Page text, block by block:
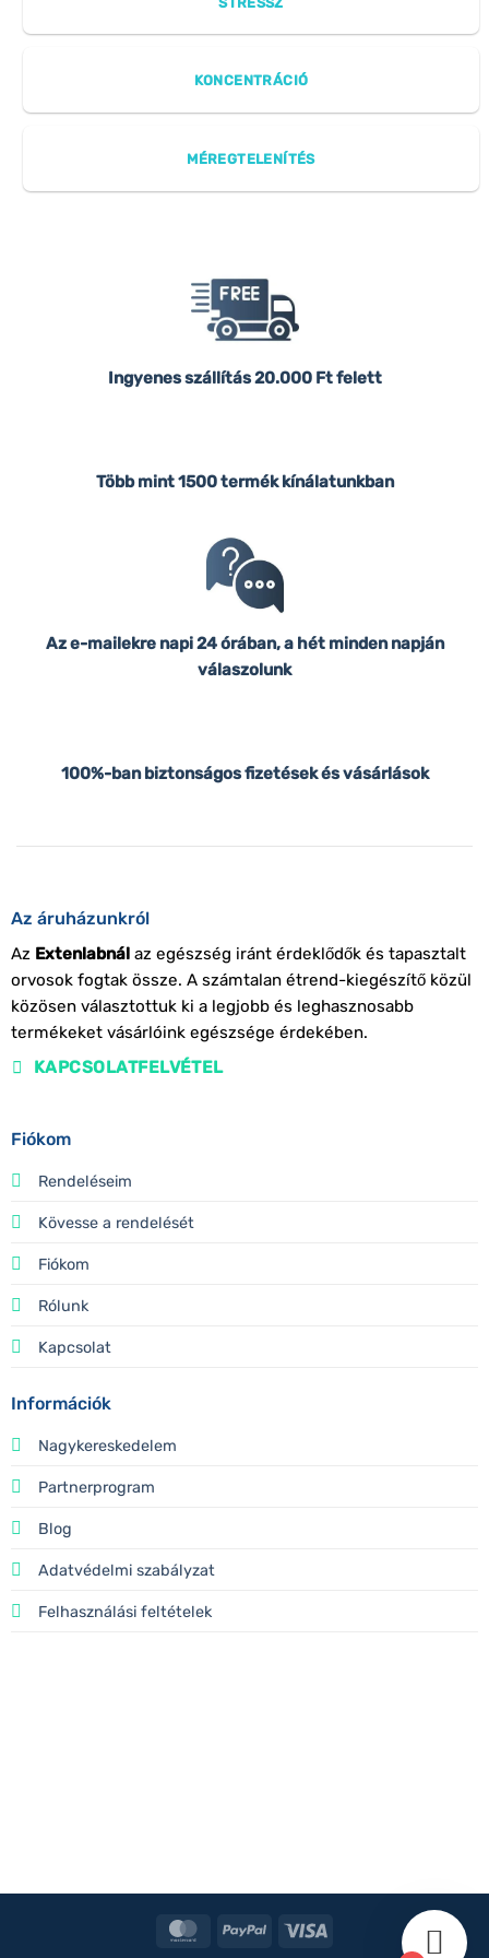
KONCENTRÁCIÓ
MÉREGTELENÍTÉS
Ingyenes szállítás20.000 Ft felett
Több mint 1500 termék kínálatunkban
Az e-mailekre napi 24 órában, a hét minden napján
válaszolunk
100%-ban biztonságos fizetések és vásárlások
Az áruházunkról
Az Extenlabnálaz egészség iránt érdeklődők és tapasztalt
orvosok fogtak össze. A számtalan étrend-kiegészítő közül
közösen választottuk ki a legjobb és leghasznosabb
termékeket vásárlóink egészsége érdekében.
KAPCSOLATFELVÉTEL
Fiókom
Rendeléseim
Kövesse a rendelését
Fiókom
Rólunk
Kapcsolat
Információk
Nagykereskedelem
Partnerprogram
Blog
Adatvédelmi szabályzat
Felhasználási feltételek
MasterCardPayPal Visa